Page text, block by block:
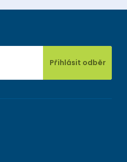
Přihlásit odběr